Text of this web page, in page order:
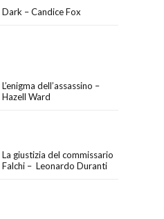
Dark – Candice Fox
L’enigma dell’assassino –
Hazell Ward
La giustizia del commissario
Falchi – Leonardo Duranti